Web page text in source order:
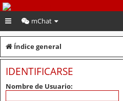
PeruVoley.com
mChat
Índice general
IDENTIFICARSE
Nombre de Usuario: